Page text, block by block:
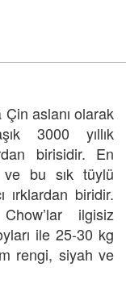
Çin aslanı olarak
3000 yıllık
birisidir. En
bu sık tüylü
ırklardan biridir.
ilgisiz
ile 25-30 kg
rengi, siyah ve